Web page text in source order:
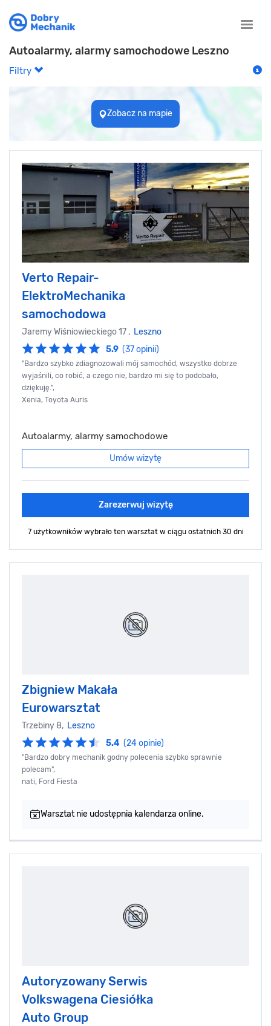
Toggle
Autoalarmy, alarmy samochodowe Leszno
Filtry
Zobacz na mapie
Verto Repair-
ElektroMechanika
samochodowa
Jaremy Wiśniowieckiego 17 , Leszno
5.9 (37 opinii)
"Bardzo szybko zdiagnozowali mój samochód, wszystko dobrze
wyjaśnili, co robić, a czego nie, bardzo mi się to podobało,
dziękuję.",
Xenia, Toyota Auris
Autoalarmy, alarmy samochodowe
Umów wizytę
Zarezerwuj wizytę
7 użytkowników wybrało ten warsztat w ciągu ostatnich 30 dni
Zbigniew Makała
Eurowarsztat
Trzebiny 8, Leszno
5.4 (24 opinie)
"Bardzo dobry mechanik godny polecenia szybko sprawnie
polecam",
nati, Ford Fiesta
Warsztat nie udostępnia kalendarza online.
Autoryzowany Serwis
Volkswagena Ciesiółka
Auto Group